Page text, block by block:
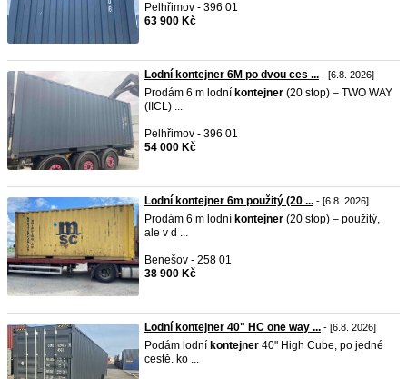
Pelhřimov - 396 01
63 900 Kč
Lodní kontejner 6M po dvou ces ... - [6.8. 2026]
Prodám 6 m lodní kontejner (20 stop) – TWO WAY
(IICL) ...
Pelhřimov - 396 01
54 000 Kč
Lodní kontejner 6m použitý (20 ... - [6.8. 2026]
Prodám 6 m lodní kontejner (20 stop) – použitý,
ale v d ...
Benešov - 258 01
38 900 Kč
Lodní kontejner 40" HC one way ... - [6.8. 2026]
Podám lodní kontejner 40" High Cube, po jedné
cestě. ko ...